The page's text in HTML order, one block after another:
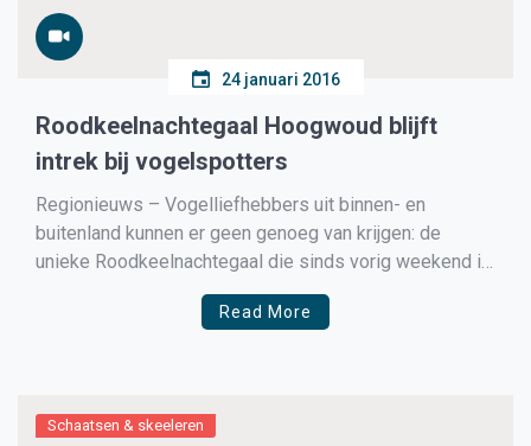
24 januari 2016
Roodkeelnachtegaal Hoogwoud blijft
intrek bij vogelspotters
Regionieuws – Vogelliefhebbers uit binnen- en
buitenland kunnen er geen genoeg van krijgen: de
unieke Roodkeelnachtegaal die sinds vorig weekend is
neergestreken in Hoogwoud. Ook zaterdag was het
weer druk rond de Beukenlaan. Het is de eerste
Read More
Schaatsen & skeeleren